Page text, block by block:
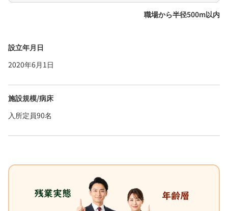
職場から半径500m以内
設立年月日
2020年6月1日
施設規模/病床
入所定員90名